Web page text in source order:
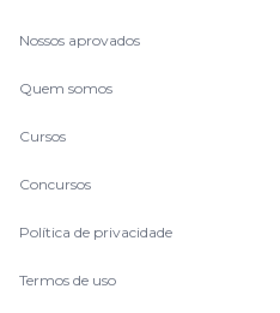
Nossos aprovados
Quem somos
Cursos
Concursos
Política de privacidade
Termos de uso